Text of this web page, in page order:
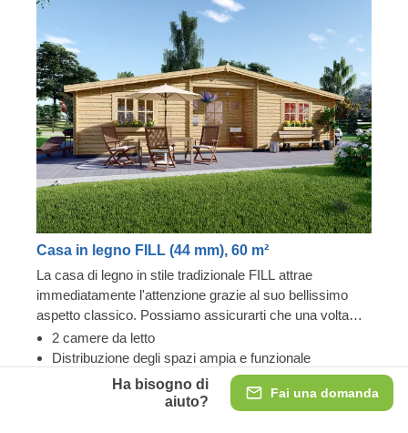
Fai una domanda
Ha bisogno di
aiuto?
Casa in legno FILL (44 mm), 60 m²
La casa di legno in stile tradizionale FILL attrae
immediatamente l'attenzione grazie al suo bellissimo
aspetto classico. Possiamo assicurarti che una volta
che entrerai in questa splendida casa e sentirai il ​​
persistente profumo naturale di conifere, tutte le
preoccupazioni e le sfide della giornata verranno
dimenticate. Abbiamo appositamente predisposto il
layout in modo tale che lo spazio abitativo principale e le
2 camere da letto
Distribuzione degli spazi ampia e funzionale
Versione coibentata disponibile